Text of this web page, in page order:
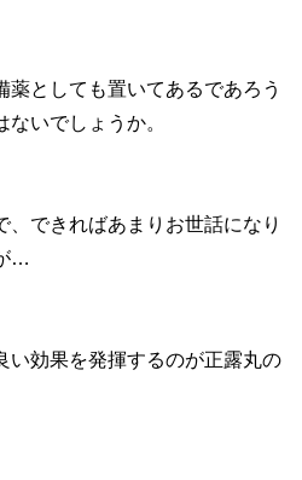
薬としても置いてあるであろう
いでしょうか。
、できればあまりお世話になり
…
い効果を発揮するのが正露丸の